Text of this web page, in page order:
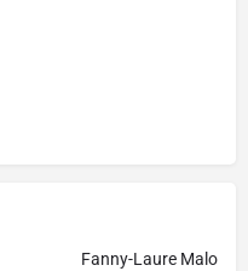
Fanny-Laure Malo